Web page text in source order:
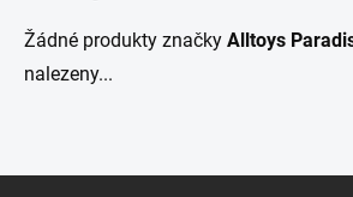
Žádné produkty značky Alltoys
nalezeny...